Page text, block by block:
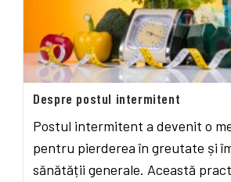
Despre postul intermitent
Postul intermitent a devenit o
pentru pierderea în greutate și
sănătății generale. Această